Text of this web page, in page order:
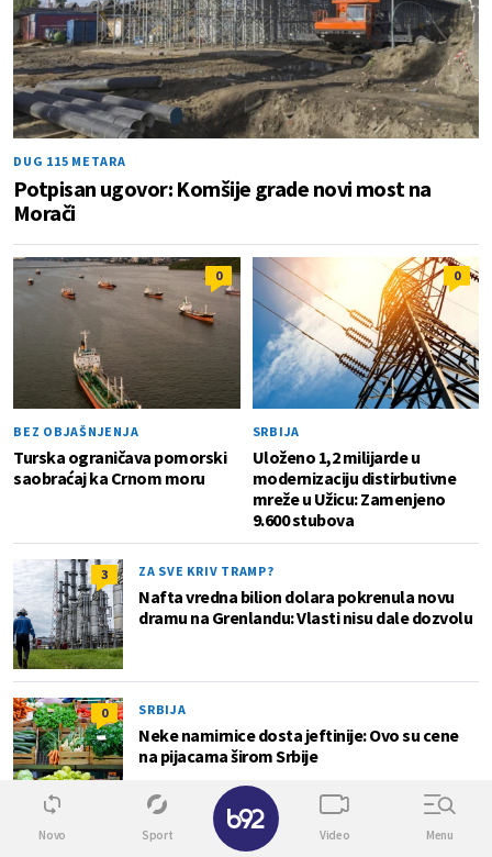
DUG 115 METARA
Potpisan ugovor: Komšije grade novi most na
Morači
0
BEZ OBJAŠNJENJA
Turska ograničava pomorski
saobraćaj ka Crnom moru
0
SRBIJA
Uloženo 1,2 milijarde u
modernizaciju distirbutivne
mreže u Užicu: Zamenjeno
9.600 stubova
3 ZA SVE KRIV TRAMP?
Nafta vredna bilion dolara pokrenula novu
dramu na Grenlandu: Vlasti nisu dale dozvolu
0 SRBIJA
Neke namirnice dosta jeftinije: Ovo su cene
na pijacama širom Srbije
Novo Sport Video Menu
✕